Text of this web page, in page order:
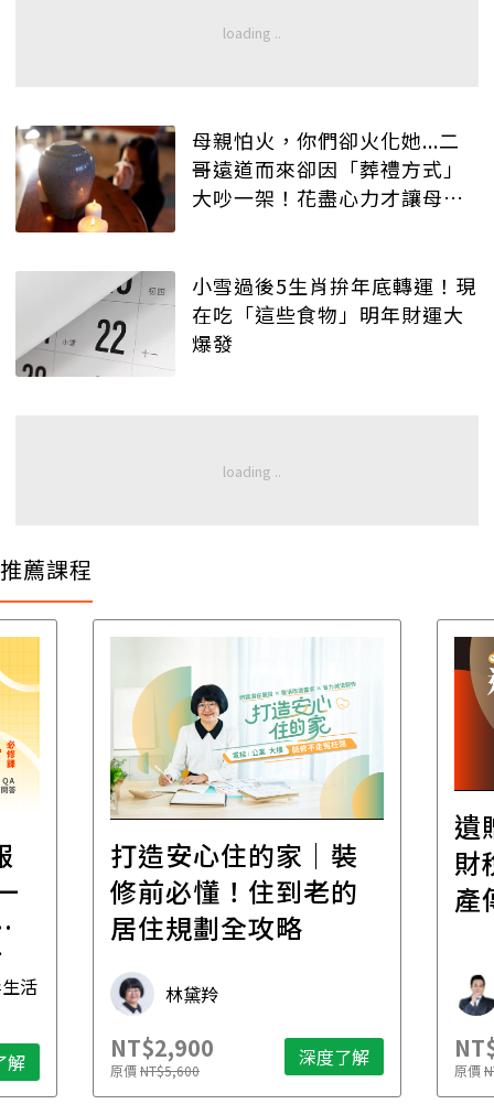
母親怕火，你們卻火化她...二
哥遠道而來卻因「葬禮方式」
大吵一架！花盡心力才讓母親
小雪過後5生肖拚年底轉運！現
在吃「這些食物」明年財運大
爆發
推薦課程
活
解
打造安心住的家｜裝
修前必懂！住到老的
居住規劃全攻略
林黛羚
NT$2,900
原價NT$5,600 深度了解
遺
財
產
原價